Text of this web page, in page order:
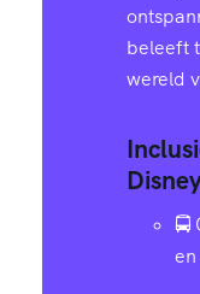
beleeft
wereld
🚍